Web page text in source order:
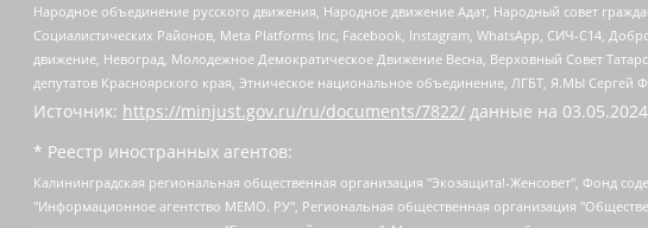
Народное объединение русского движения, Народное движение Адат, Народный совет
Социалистических Районов, Meta Platforms Inc, Facebook, Instagram, WhatsApp, СИЧ-С14,
движение, Невоград, Молодежное Демократическое Движение Весна, Верховный Совет
депутатов Красноярского края, Этническое национальное объединение, ЛГБТ, Я.МЫ Сергей
Источник: https://minjust.gov.ru/ru/documents/7822/ данные на 03.05.2024
* Реестр иностранных агентов:
Калининградская региональная общественная организация "Экозащита!-Женсовет", Фонд содействия защите прав и свобод граждан "Общественный вердикт", Фонд "Институт Развития Свободы Информации", Частное учреждение "Информационное агентство МЕМО. РУ", Региональная общественная организация "Общественная комиссия по сохранению наследия академика Сахарова", Фонд поддержки свободы прессы, Санкт-Петербургская общественная правозащитная организация "Гражданский контроль", Межрегиональная общественная организация "Информационно-просветительский центр "Мемориал", Региональный Фонд "Центр Защиты Прав Средств Массовой Информации", с 05.12.2023 Фонд "Центр Защиты Прав Средств массовой информации", Региональная общественная благотворительная организация помощи беженцам и мигрантам "Гражданское содействие", Негосударственное образовательное учреждение дополнительного профессионального образования (повышение квалификации) специалистов "АКАДЕМИЯ ПО ПРАВАМ ЧЕЛОВЕКА", Свердловская региональная общественная организация "Сутяжник", Автономная некоммерческая организация "Центр независимых социологических исследований", Союз общественных объединений "Российский исследовательский центр по правам человека", Региональное общественное учреждение научно-информационный центр "МЕМОРИАЛ", Некоммерческая организация "Фонд защиты гласности", Автономная некоммерческая организация "Институт прав человека", Городская общественная организация "Екатеринбургское общество "МЕМОРИАЛ", Городская общественная организация "Рязанское историко-просветительское и правозащитное общество "Мемориал" (Рязанский Мемориал), Челябинский региональный орган общественной самодеятельности – женское общественное объединение "Женщины Евразии", Челябинский региональный орган общественной самодеятельности "Уральская правозащитная группа", Фонд содействия защите здоровья и социальной справедливости имени Андрея Рылькова, Автономная Некоммерческая Организация "Аналитический Центр Юрия Левады", Автономная некоммерческая организация социальной поддержки населения "Проект Апрель", Региональная общественная организация помощи женщинам и детям, находящимся в кризисной ситуации "Информационно-методический центр "Анна", Фонд содействия развитию массовых коммуникаций и правовому просвещению "Так-так-Так", Фонд содействия устойчивому развитию "Серебряная тайга", Свердловский региональный общественный фонд социальных проектов "Новое время", "Idel.Реалии", Кавказ.Реалии, Крым.Реалии, Телеканал Настоящее Время, Татаро-башкирская служба Радио Свобода (Azatliq Radiosi), Радио Свободная Европа/Радио Свобода (PCE/PC), "Сибирь.Реалии", "Фактограф", Благотворительный фонд помощи осужденным и их семьям, Автономная некоммерческая организация "Институт глобализации и социальных движений", Фонд "В защиту прав заключенных", Частное учреждение "Центр поддержки и содействия развитию средств массовой информации", Пензенский региональный общественный благотворительный фонд "Гражданский союз", "Север.Реалии", Некоммерческая организация Фонд "Правовая инициатива", Общество с ограниченной ответственностью "Радио Свободная Европа/Радио Свобода", Чешское информационное агентство "MEDIUM-ORIENT", Красноярская региональная общественная организация "Мы против СПИДа", Камалягин Денис Николаевич, Маркелов Сергей Евгеньевич, Пономарев Лев Александрович, Савицкая Людмила Алексеевна, Автономная некоммерческая организация "Центр по работе с проблемой насилия "НАСИЛИЮ.НЕТ", Межрегиональный профессиональный союз работников здравоохранения "Альянс врачей", Юридическое лицо, зарегистрированное в Латвийской Республике, SIA "Medusa Project" (регистрационный номер 40103797863, дата регистрации 10.06.2014), Некоммерческая организация "Фонд по борьбе с коррупцией", Автономная некоммерческая организация "Институт права и публичной политики", Баданин Роман Сергеевич, Гликин Максим Александрович, Железнова Мария Михайловна, Лукьянова Юлия Сергеевна, Маетная Елизавета Витальевна, Маняхин Петр Борисович, Чуракова Ольга